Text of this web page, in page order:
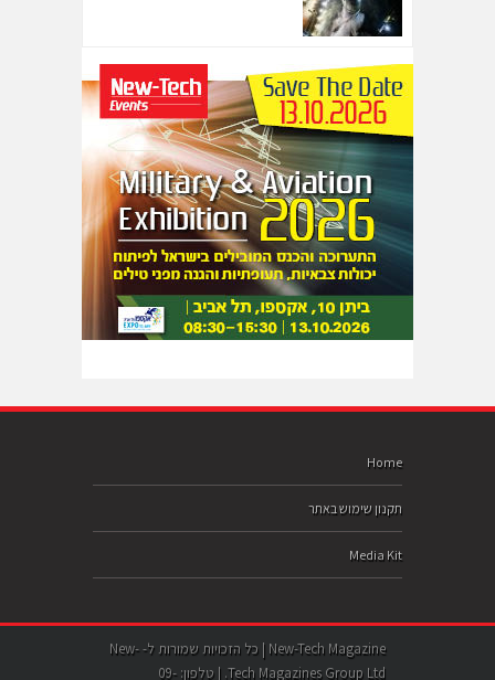
Home
תקנון שימוש באתר
Media Kit
New-Tech Magazine | כל הזכויות שמורות ל- New-
Tech Magazines Group Ltd. | טלפון: 09-